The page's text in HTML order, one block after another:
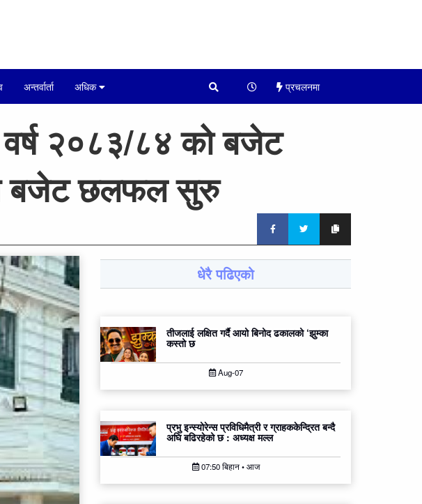
अन्तर्वार्ता अधिक प्रचलनमा
२०८३/८४ को बजेट
बजेट छलफल सुरु
धेरै पढिएको
तीजलाई लक्षित गर्दै आयो बिनोद ढकालको ‘झुम्का
कस्तो छ
Aug-07
प्रभु इन्स्योरेन्स प्रविधिमैत्री र ग्राहककेन्द्रित बन्दै
अघि बढिरहेको छ : अध्यक्ष मल्ल
07:50 बिहान • आज